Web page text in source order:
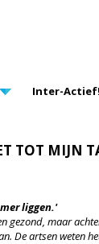
Inter-Actief!
TOT MIJN
liggen.'
gezond, maar
De artsen weten